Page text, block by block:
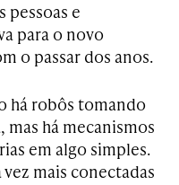
pessoas e
para o novo
o passar dos anos.
há robôs tomando
há mecanismos
em algo simples.
vez mais conectadas